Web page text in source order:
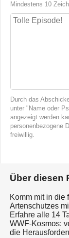
Mindestens 10
Durch das
unter "Name oder
angezeigt werden
personenbezogene
freiwillig.
Über diesen
Komm mit in die
Artenschutzes
Erfahre alle 14
WWF-Kosmos:
die